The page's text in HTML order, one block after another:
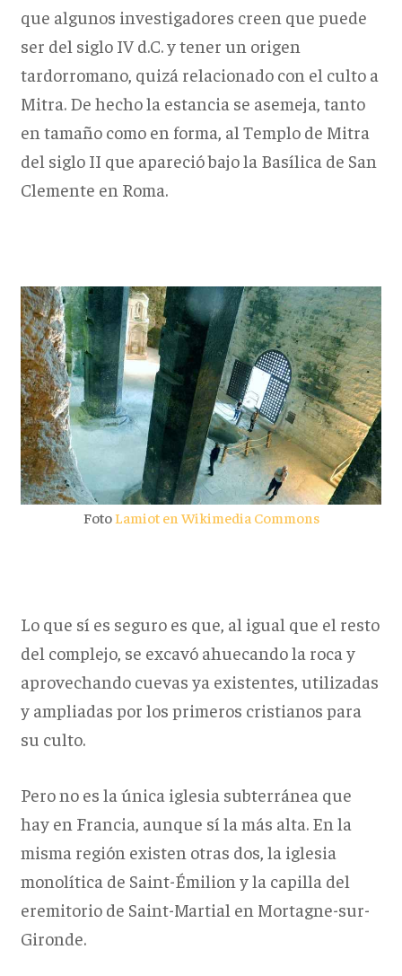
que algunos investigadores creen que puede
ser del siglo IV d.C. y tener un origen
tardorromano, quizá relacionado con el culto a
Mitra. De hecho la estancia se asemeja, tanto
en tamaño como en forma, al Templo de Mitra
del siglo II que apareció bajo la Basílica de San
Clemente en Roma.
FotoLamiot en Wikimedia Commons
Lo que sí es seguro es que, al igual que el resto
del complejo, se excavó ahuecando la roca y
aprovechando cuevas ya existentes, utilizadas
y ampliadas por los primeros cristianos para
su culto.
Pero no es la única iglesia subterránea que
hay en Francia, aunque sí la más alta. En la
misma región existen otras dos, la iglesia
monolítica de Saint-Émilion y la capilla del
eremitorio de Saint-Martial en Mortagne-sur-
Gironde.